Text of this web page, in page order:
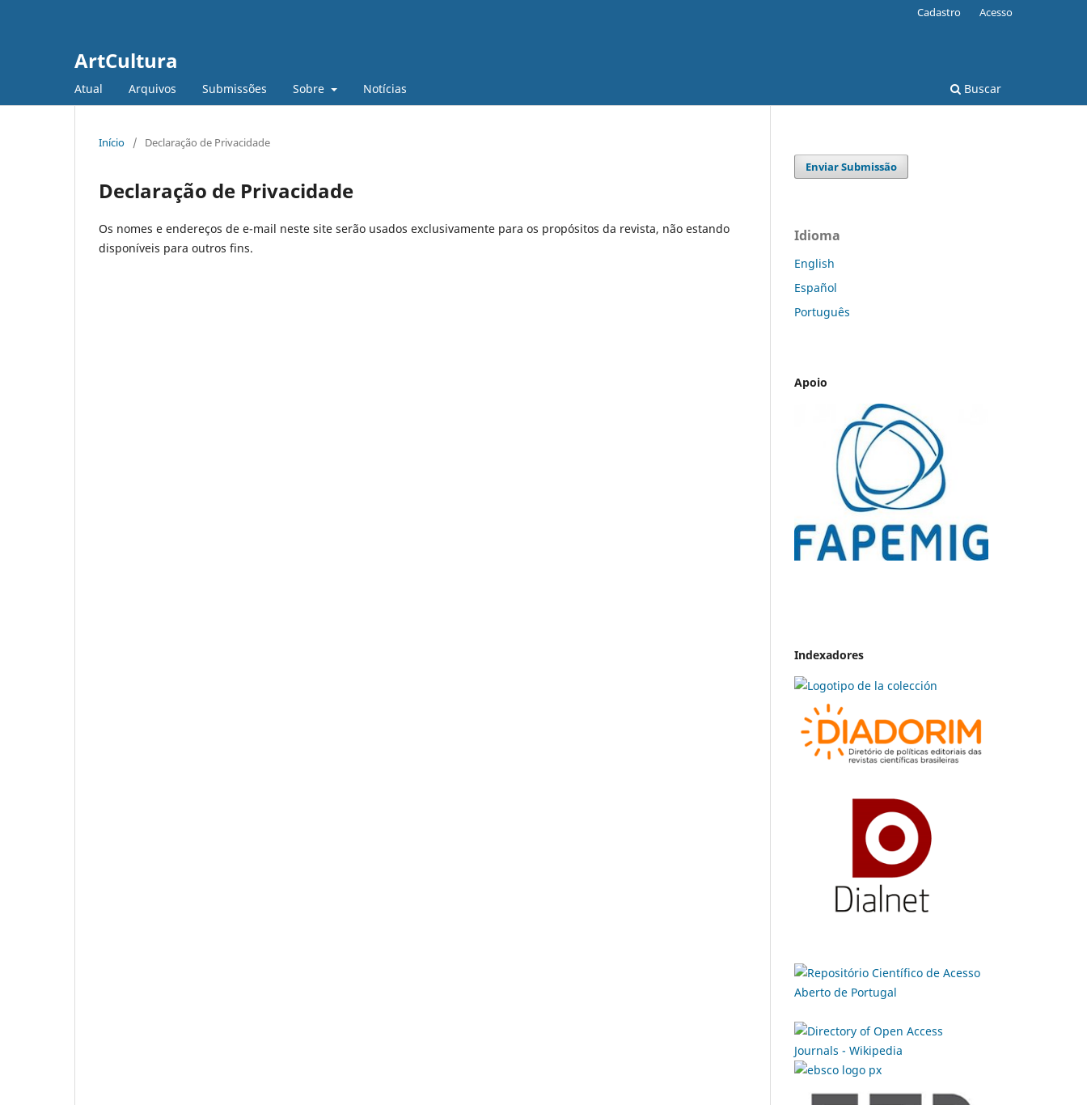
ArtCultura
Atual Arquivos Submissões Sobre Notícias Buscar
Cadastro Acesso
Início / Declaração de Privacidade
Declaração de Privacidade
Os nomes e endereços de e-mail neste site serão usados exclusivamente para os propósitos da revista, não estando
disponíveis para outros fins.
Enviar Submissão
Idioma
English
Español
Português
Apoio
Indexadores